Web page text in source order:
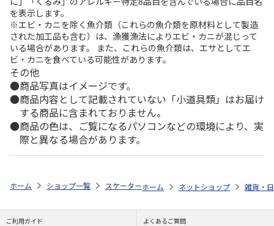
を表示します。
※エビ・カニを除く魚介類（これらの魚介類を原材料として製造
された加工品も含む）は、漁獲漁法によりエビ・カニが混じって
いる場合があります。 また、これらの魚介類は、エサとしてエ
ビ・カニを食べている可能性があります。
その他
商品写真はイメージです。
商品内容として記載されていない「小道具類」はお届け
する商品に含まれておりません。
商品の色は、ご覧になるパソコンなどの環境により、実
際と異なる場合があります。
ホーム ショップ一覧 スケーター 食洗機対応 2段ふわっと弁当箱 マ
ホーム ネットショップ 雑貨・
ご利用ガイド よくあるご質問